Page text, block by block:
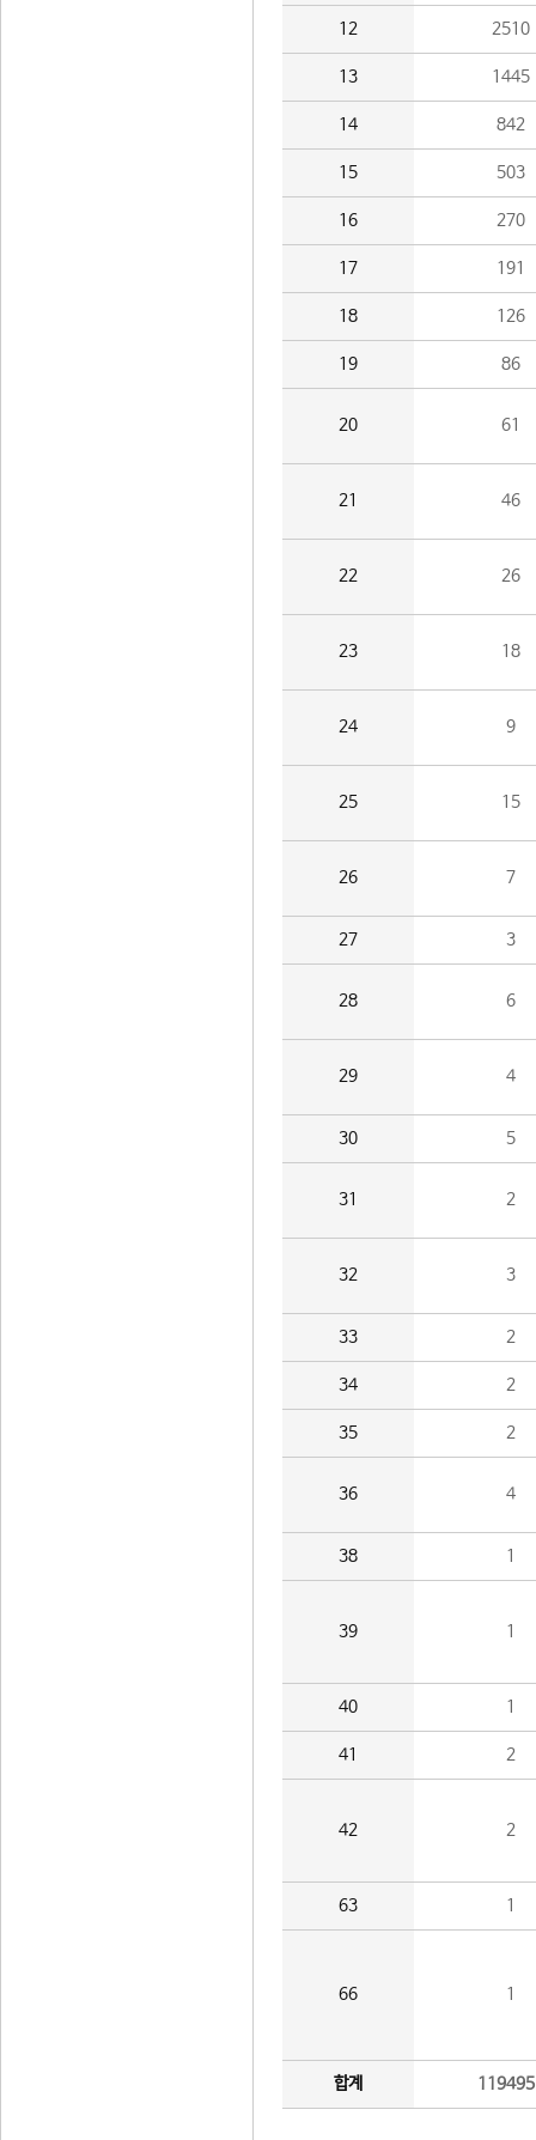
12 2510
13 1445
14 842
15 503
16 270
17 191
18 126
19 86
20 61
21 46
22 26
23 18
24 9
25 15
26 7
27 3
28 6
29 4
30 5
31 2
32 3
33 2
34 2
35 2
36 4
38 1
39 1
40 1
41 2
42 2
63 1
66 1
합계